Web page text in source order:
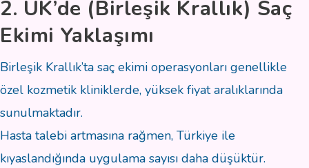
2. UK’de (Birleşik Krallık) Saç
Ekimi Yaklaşımı
Birleşik Krallık’ta saç ekimi operasyonları genellikle
özel kozmetik kliniklerde, yüksek fiyat aralıklarında
sunulmaktadır.
Hasta talebi artmasına rağmen, Türkiye ile
kıyaslandığında uygulama sayısı daha düşüktür.